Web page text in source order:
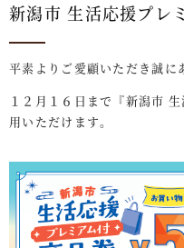
新潟市 生活応援プレ
平素よりご愛顧いただき誠に
１２月１６日まで『新潟市
用いただけます。